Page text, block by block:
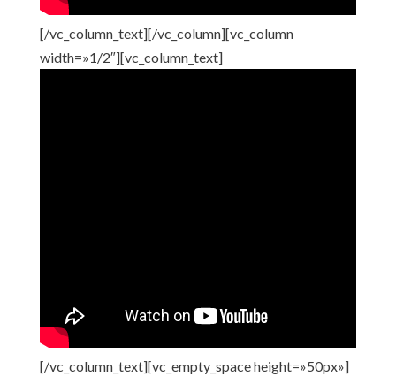
[/vc_column_text][/vc_column][vc_column
width=»1/2″][vc_column_text]
[/vc_column_text][vc_empty_space height=»50px»]